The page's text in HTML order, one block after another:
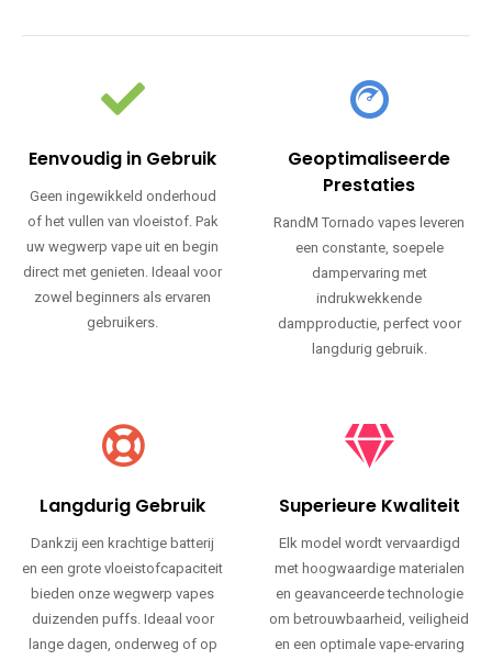
Eenvoudig in Gebruik
Geen ingewikkeld onderhoud
of het vullen van vloeistof. Pak
uw wegwerp vape uit en begin
direct met genieten. Ideaal voor
zowel beginners als ervaren
gebruikers.
Geoptimaliseerde
Prestaties
RandM Tornado vapes leveren
een constante, soepele
dampervaring met
indrukwekkende
dampproductie, perfect voor
langdurig gebruik.
Langdurig Gebruik
Dankzij een krachtige batterij
en een grote vloeistofcapaciteit
bieden onze wegwerp vapes
duizenden puffs. Ideaal voor
lange dagen, onderweg of op
Superieure Kwaliteit
Elk model wordt vervaardigd
met hoogwaardige materialen
en geavanceerde technologie
om betrouwbaarheid, veiligheid
en een optimale vape-ervaring